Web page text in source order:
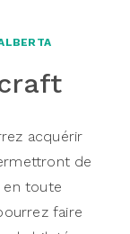
acquérir
de
en toute
faire